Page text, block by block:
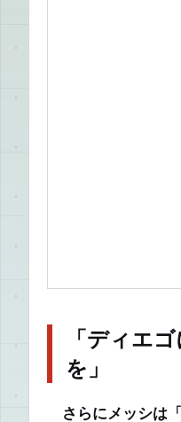
「ディエ
を」
さらにメッシは